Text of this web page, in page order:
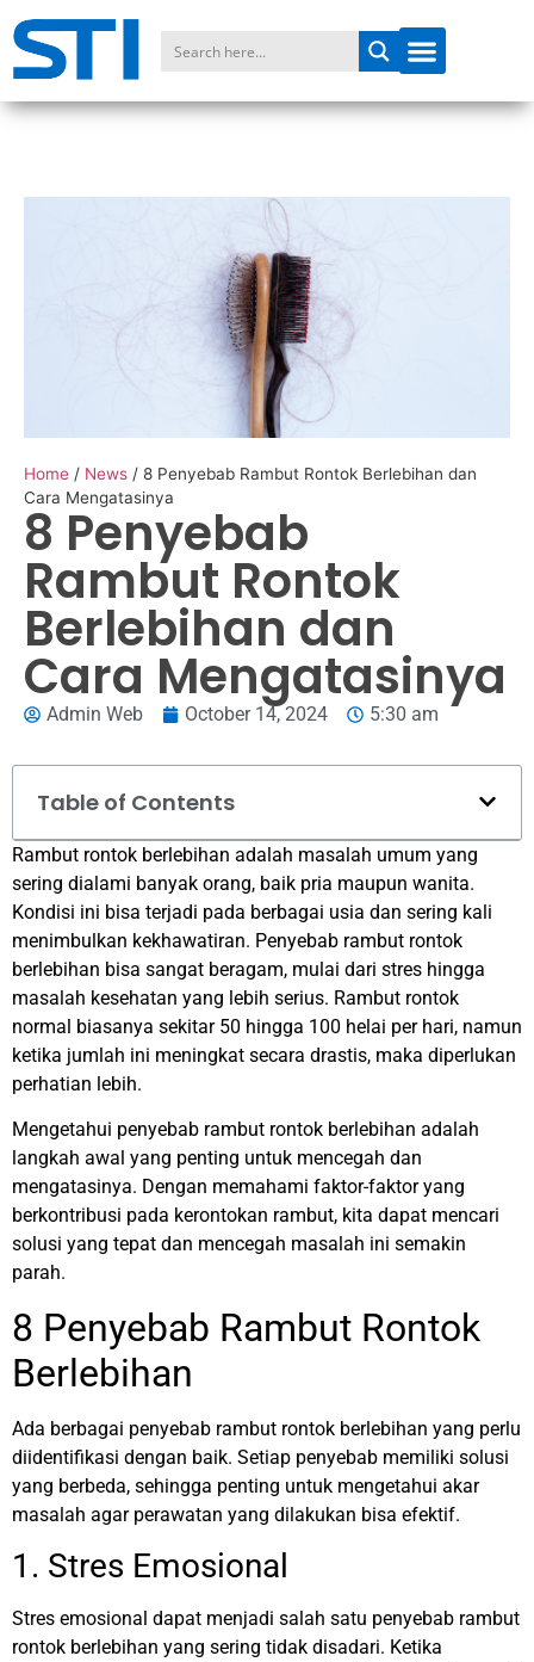
Home / News / 8 Penyebab Rambut Rontok Berlebihan dan
Cara Mengatasinya
8 Penyebab
Rambut Rontok
Berlebihan dan
Cara Mengatasinya
Admin Web October 14, 2024 5:30 am
Table of Contents
Rambut rontok berlebihan adalah masalah umum yang
sering dialami banyak orang, baik pria maupun wanita.
Kondisi ini bisa terjadi pada berbagai usia dan sering kali
menimbulkan kekhawatiran. Penyebab rambut rontok
berlebihan bisa sangat beragam, mulai dari stres hingga
masalah kesehatan yang lebih serius. Rambut rontok
normal biasanya sekitar 50 hingga 100 helai per hari, namun
ketika jumlah ini meningkat secara drastis, maka diperlukan
perhatian lebih.
Mengetahui penyebab rambut rontok berlebihan adalah
langkah awal yang penting untuk mencegah dan
mengatasinya. Dengan memahami faktor-faktor yang
berkontribusi pada kerontokan rambut, kita dapat mencari
solusi yang tepat dan mencegah masalah ini semakin
parah.
8 Penyebab Rambut Rontok
Berlebihan
Ada berbagai penyebab rambut rontok berlebihan yang perlu
diidentifikasi dengan baik. Setiap penyebab memiliki solusi
yang berbeda, sehingga penting untuk mengetahui akar
masalah agar perawatan yang dilakukan bisa efektif.
1. Stres Emosional
Stres emosional dapat menjadi salah satu penyebab rambut
rontok berlebihan yang sering tidak disadari. Ketika